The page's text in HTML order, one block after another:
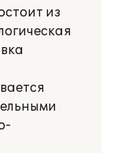
из